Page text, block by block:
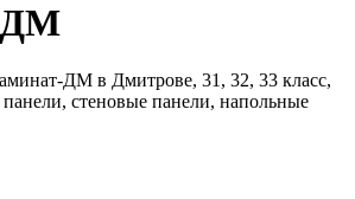
ДМ
ДМ в Дмитрове, 31, 32, 33 класс,
панели, стеновые панели, напольные